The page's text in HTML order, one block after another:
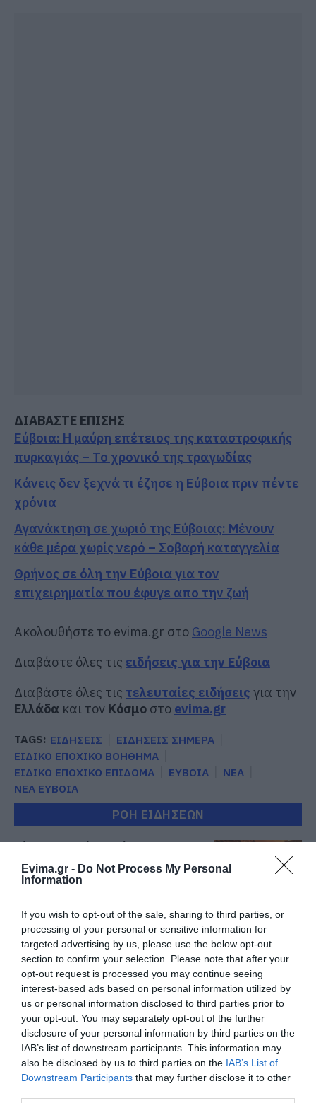
Evima.gr - Do Not Process My Personal
Information
If you wish to opt-out of the sale, sharing to third parties, or
processing of your personal or sensitive information for
targeted advertising by us, please use the below opt-out
section to confirm your selection. Please note that after your
opt-out request is processed you may continue seeing
interest-based ads based on personal information utilized by
us or personal information disclosed to third parties prior to
your opt-out. You may separately opt-out of the further
disclosure of your personal information by third parties on the
IAB’s list of downstream participants. This information may
also be disclosed by us to third parties on the IAB’s List of
Downstream Participants that may further disclose it to other
ΔΙΑΒΑΣΤΕ ΕΠΙΣΗΣ
Εύβοια: Η μαύρη επέτειος της καταστροφικής
πυρκαγιάς – Το χρονικό της τραγωδίας
Κάνεις δεν ξεχνά τι έζησε η Εύβοια πριν πέντε
χρόνια
Αγανάκτηση σε χωριό της Εύβοιας: Μένουν
κάθε μέρα χωρίς νερό – Σοβαρή καταγγελία
Θρήνος σε όλη την Εύβοια για τον
επιχειρηματία που έφυγε απο την ζωή
Ακολουθήστε το evima.gr στο Google News
Διαβάστε όλες τις ειδήσεις για την Εύβοια
Διαβάστε όλες τις τελευταίες ειδήσεις για την
Ελλάδα και τον Κόσμο στο evima.gr
TAGS: ΕΙΔΗΣΕΙΣ
ΕΙΔΗΣΕΙΣ ΣΗΜΕΡΑ
ΕΙΔΙΚΟ ΕΠΟΧΙΚΟ ΒΟΗΘΗΜΑ
ΕΙΔΙΚΟ ΕΠΟΧΙΚΟ ΕΠΙΔΟΜΑ
ΕΥΒΟΙΑ
ΝΕΑ
ΝΕΑ ΕΥΒΟΙΑ
ΡΟΗ ΕΙΔΗΣΕΩΝ
Εύβοια: Η μαύρη επέτειος της
χρονικό της τραγωδίας
Εύβοια: Πότε θα γίνει ο
καθιερωμένος έρανος για το
«Στιφάδο της Παναγίας»
08.08.2026 | 19:40
Ο Αλέξης Τσίπρας παρουσιάζει το
οικονομικό πρόγραμμα της ΕΛ.Α.Σ.
στη Θεσσαλονίκη
08.08.2026 | 19:20
Κάνεις δεν ξεχνά τι έζησε η
Εύβοια πριν πέντε χρόνια